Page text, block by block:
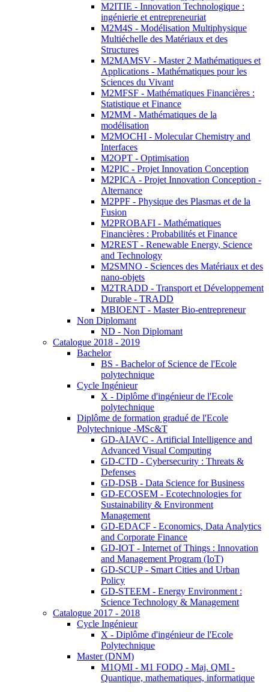
M2ITIE - Innovation Technologique :
ingénierie et entrepreneuriat
M2M4S - Modélisation Multiphysique
Multiéchelle des Matériaux et des
Structures
M2MAMSV - Master 2 Mathématiques et
Applications - Mathématiques pour les
Sciences du Vivant
M2MFSF - Mathématiques Financières :
Statistique et Finance
M2MM - Mathématiques de la
modélisation
M2MOCHI - Molecular Chemistry and
Interfaces
M2OPT - Optimisation
M2PIC - Projet Innovation Conception
M2PICA - Projet Innovation Conception -
Alternance
M2PPF - Physique des Plasmas et de la
Fusion
M2PROBAFI - Mathématiques
Financières : Probabilités et Finance
M2REST - Renewable Energy, Science
and Technology
M2SMNO - Sciences des Matériaux et des
nano-objets
M2TRADD - Transport et Développement
Durable - TRADD
MBIOENT - Master Bio-entrepreneur
Non Diplomant
ND - Non Diplomant
Catalogue 2018 - 2019
Bachelor
BS - Bachelor of Science de l'Ecole
polytechnique
Cycle Ingénieur
X - Diplôme d'ingénieur de l'Ecole
polytechnique
Diplôme de formation gradué de l'Ecole
Polytechnique -MSc&T
GD-AIAVC - Artificial Intelligence and
Advanced Visual Computing
GD-CTD - Cybersecurity : Threats &
Defenses
GD-DSB - Data Science for Business
GD-ECOSEM - Ecotechnologies for
Sustainability & Environment
Management
GD-EDACF - Economics, Data Analytics
and Corporate Finance
GD-IOT - Internet of Things : Innovation
and Management Program (IoT)
GD-SCUP - Smart Cities and Urban
Policy
GD-STEEM - Energy Environment :
Science Technology & Management
Catalogue 2017 - 2018
Cycle Ingénieur
X - Diplôme d'ingénieur de l'Ecole
Polytechnique
Master (DNM)
M1QMI - M1 FODQ - Maj. QMI -
Quantique, mathematiques, informatique